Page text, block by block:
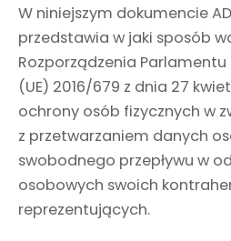
W niniejszym dokumencie
przedstawia w jaki sposób
Rozporządzenia Parlamentu
(UE) 2016/679 z dnia 27
ochrony osób fizycznych w
z przetwarzaniem danych
swobodnego przepływu w
osobowych swoich
reprezentujących.